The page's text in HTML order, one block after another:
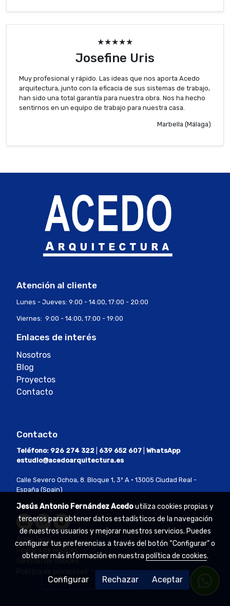
★★★★★
Josefine Uris
Muy profesional y rápido. Las ideas que nos aporta Acedo
arquitectura, junto con la eficacia de sus sistemas de trabajo,
han sido una total garantía para nuestra obra. Nos ha hecho
sentirnos en un equipo de trabajo para nuestra casa.
Marbella (Málaga)
Atención al cliente
Lunes - Jueves: 9:00 - 14:00, 17:00 - 20:00
Viernes: 9:00 - 14:00, 17:00 - 19:00
Enlaces de interés
Nosotros
Blog
Proyectos
Contacto
Contacto
Teléfono: 926 274 322 639 652 607 WhatsApp
estudio@acedoarquitectura.es
Calle Severo Ochoa, 8. Bloque 1, 3º A · 13005 Ciudad Real -
España (Spain)
Aviso legal
Política de cookies
Gestión de cookies
Jesús Antonio Fernández Acedoutiliza cookies propias y
terceros para obtener datos estadísticos de la navegación
de nuestros usuarios y mejorar nuestros servicios. Puedes
configurar tus preferencias a través del botón “Configurar” o
obtener más información en nuestra política de cookies.
Configurar Rechazar Aceptar